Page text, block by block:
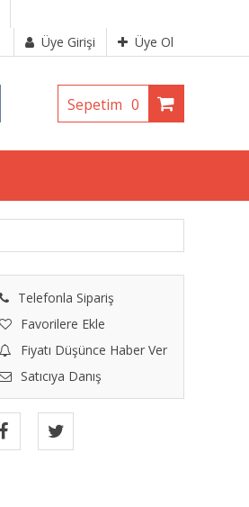
Üye Girişi
Üye Ol
Sepetim 0
Telefonla Sipariş
Favorilere Ekle
Fiyatı Düşünce Haber Ver
Satıcıya Danış